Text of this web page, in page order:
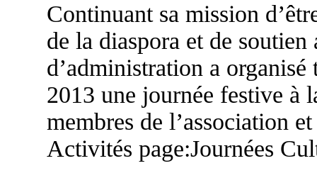
Continuant sa mission
de la diaspora et de
d’administration a
2013 une journée festive à
membres de l’association
Activités page:Journées